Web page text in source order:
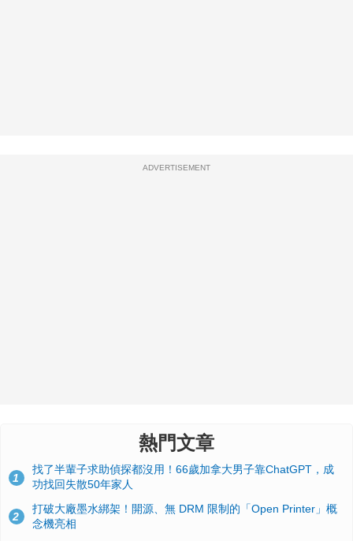
ADVERTISEMENT
熱門文章
1
找了半輩子求助偵探都沒用！66歲加拿大男子靠ChatGPT，成
功找回失散50年家人
2
打破大廠墨水綁架！開源、無 DRM 限制的「Open Printer」概
念機亮相